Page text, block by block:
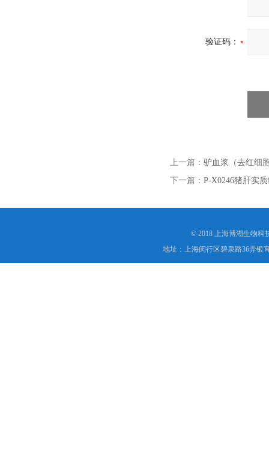
验证码：
上一篇： 驴血浆（去红细
下一篇： P-X0246猪肝实
© 2018 上海博湖生物科
地址：上海闵行区碧泉路36弄银